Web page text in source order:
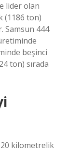
lider olan
(1186 ton)
Samsun 444
beşinci
ton) sırada
kilometrelik